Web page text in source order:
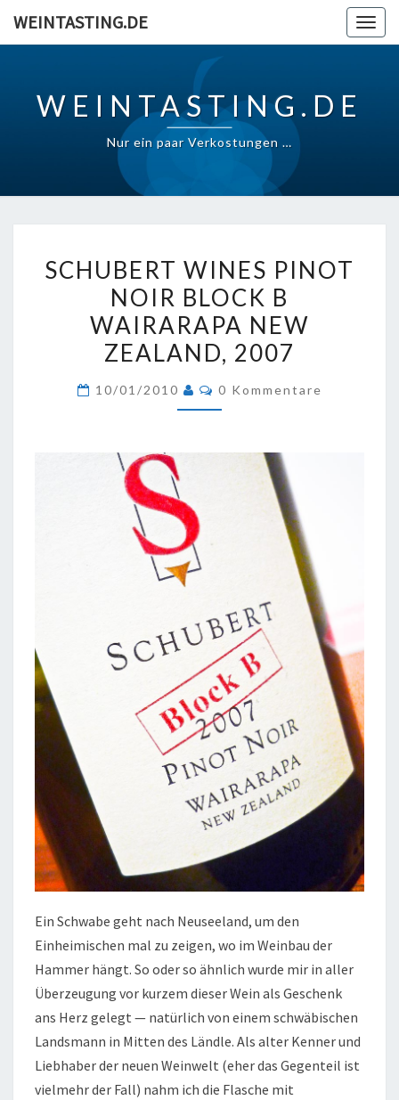
WEINTASTING.DE
WEINTASTING.DE
Nur ein paar Verkostungen …
WINES
PINOT
NOIR
BLOCK
WAIRARAPA
SCHUBERT WINES PINOT
NOIR BLOCK B
WAIRARAPA NEW
ZEALAND, 2007
10/01/2010 Kommentare
0 Kommentare
Ein Schwabe geht nach Neuseeland, um den
Einheimischen mal zu zeigen, wo im Weinbau der
Hammer hängt. So oder so ähnlich wurde mir in aller
Überzeugung vor kurzem dieser Wein als Geschenk
ans Herz gelegt — natürlich von einem schwäbischen
Landsmann in Mitten des Ländle. Als alter Kenner und
Liebhaber der neuen Weinwelt (eher das Gegenteil ist
vielmehr der Fall) nahm ich die Flasche mit